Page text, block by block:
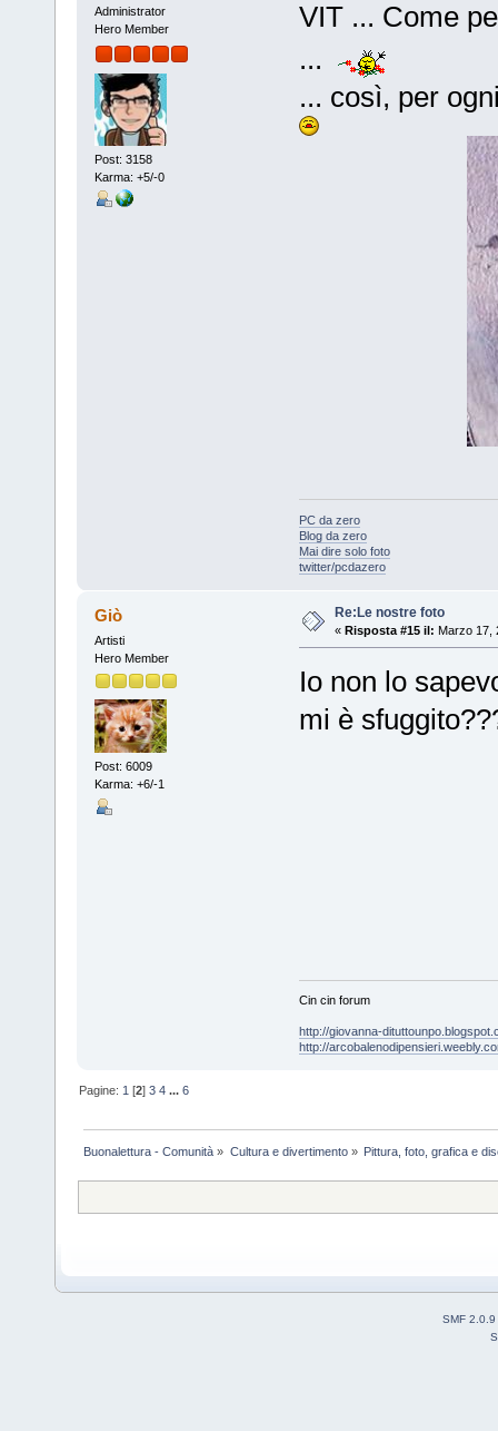
Administrator
Hero Member
Post: 3158
Karma: +5/-0
VIT ... Come
...
... così, per
PC da zero
Blog da zero
Mai dire solo foto
twitter/pcdazero
Giò
Artisti
Hero Member
Post: 6009
Karma: +6/-1
Re:Le nostre foto
« Risposta #15 il: Marzo 17,
Io non lo
mi è
Cin cin forum
http://giovanna-
http://
Pagine: 1 [2]3 4 ...6
Buonalettura - Comunità » Cultura e divertimento» Pittura, foto, grafica e
SMF 2.0.9